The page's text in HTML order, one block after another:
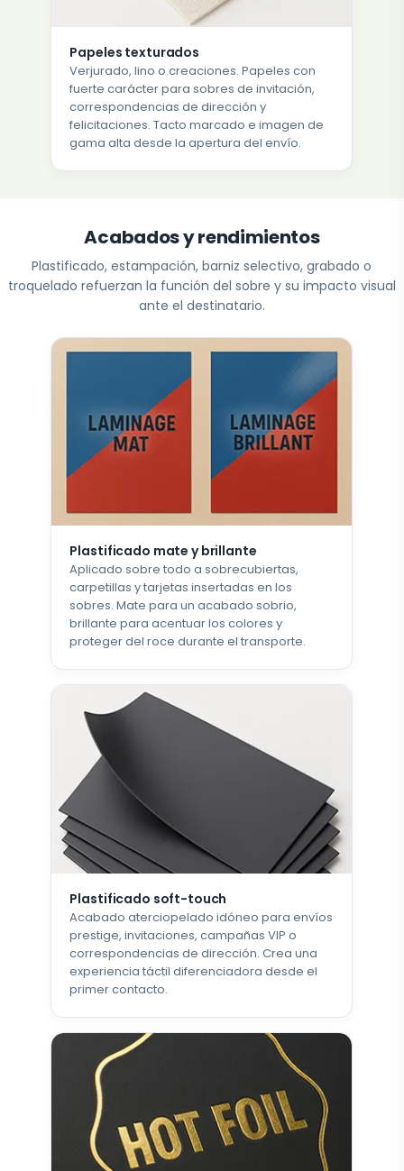
Papeles texturados
Verjurado, lino o creaciones. Papeles con
fuerte carácter para sobres de invitación,
correspondencias de dirección y
felicitaciones. Tacto marcado e imagen de
gama alta desde la apertura del envío.
Acabados y rendimientos
Plastificado, estampación, barniz selectivo, grabado o
troquelado refuerzan la función del sobre y su impacto visual
ante el destinatario.
Plastificado mate y brillante
Aplicado sobre todo a sobrecubiertas,
carpetillas y tarjetas insertadas en los
sobres. Mate para un acabado sobrio,
brillante para acentuar los colores y
proteger del roce durante el transporte.
Plastificado soft-touch
Acabado aterciopelado idóneo para envíos
prestige, invitaciones, campañas VIP o
correspondencias de dirección. Crea una
experiencia táctil diferenciadora desde el
primer contacto.